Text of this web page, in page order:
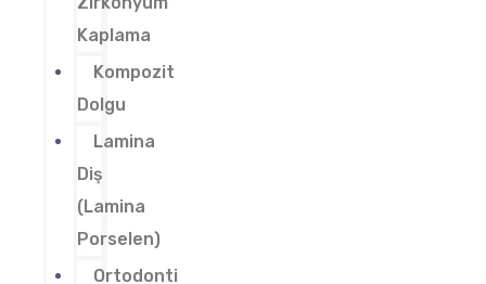
Kaplama
Kompozit
Dolgu
Lamina
Diş
(Lamina
Porselen)
Ortodonti